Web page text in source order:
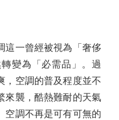
一曾經被視為「奢侈
變為「必需品」。過
，空調的普及程度並不
來襲，酷熱難耐的天氣
空調不再是可有可無的